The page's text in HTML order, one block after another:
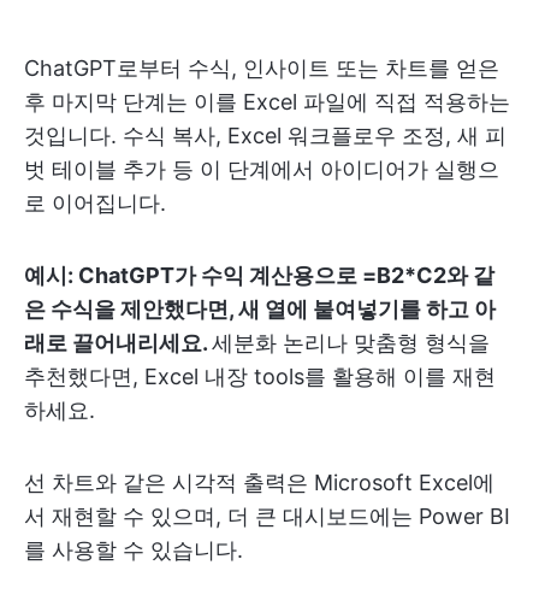
ChatGPT로부터 수식, 인사이트 또는 차트를 얻은
후 마지막 단계는 이를 Excel 파일에 직접 적용하는
것입니다. 수식 복사, Excel 워크플로우 조정, 새 피
벗 테이블 추가 등 이 단계에서 아이디어가 실행으
로 이어집니다.
예시: ChatGPT가 수익 계산용으로 =B2*C2와 같
은 수식을 제안했다면, 새 열에 붙여넣기를 하고 아
래로 끌어내리세요.세분화 논리나 맞춤형 형식을
추천했다면, Excel 내장 tools를 활용해 이를 재현
하세요.
선 차트와 같은 시각적 출력은 Microsoft Excel에
서 재현할 수 있으며, 더 큰 대시보드에는 Power BI
를 사용할 수 있습니다.